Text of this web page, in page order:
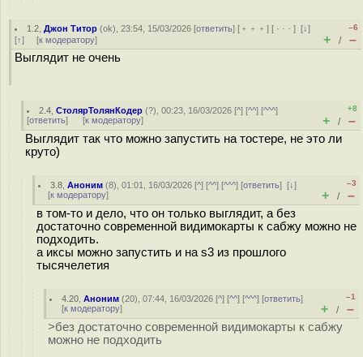
1.2 ,Джон Титор (ok), 23:54, 15/03/2026 [ответить] [ ﹢﹢﹢] [ · · ·][↓]
[↑] [к модератору]
–6
+ / –
Выглядит не очень
2.4 ,СтолярТолянКодер (?), 00:23, 16/03/2026 [^] [^^] [^^^]
[ответить] [к модератору]
+8
+ / –
Выглядит так что можно запустить на тостере, не это ли
круто)
3.8 ,Аноним (8), 01:01, 16/03/2026 [^] [^^] [^^^] [ответить][↓]
[к модератору]
–3
+ / –
в том-то и дело, что он только выглядит, а без
достаточно современной видимокарты к сабжу можно не
подходить.
а иксы можно запустить и на s3 из прошлого
тысячелетия
4.20 ,Аноним (20), 07:44, 16/03/2026 [^] [^^] [^^^] [ответить]
[к модератору]
–1
+ / –
>без достаточно современной видимокарты к сабжу
можно не подходить